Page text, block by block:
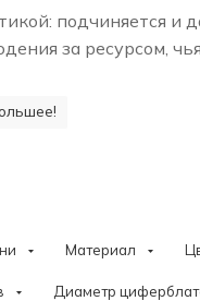
подчиняется и
за ресурсом,
Материал
Диаметр